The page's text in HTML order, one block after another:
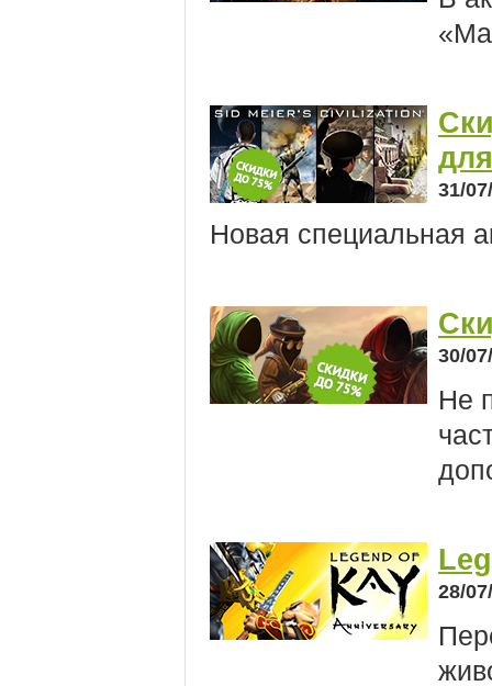
31/
Новая специальная
30/
Не
28/